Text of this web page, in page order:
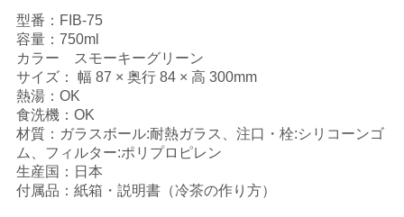
型番：FIB-75
容量：750ml
カラー スモーキーグリーン
サイズ： 幅 87 × 奥行 84 × 高 300mm
熱湯：OK
食洗機：OK
材質：ガラスボール:耐熱ガラス、注口・栓:シリコーンゴ
ム、フィルター:ポリプロピレン
生産国：日本
付属品：紙箱・説明書（冷茶の作り方）